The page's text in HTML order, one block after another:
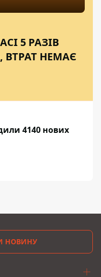
5 РАЗІВ
НЕМАЄ
4140 нових
НОВИНУ